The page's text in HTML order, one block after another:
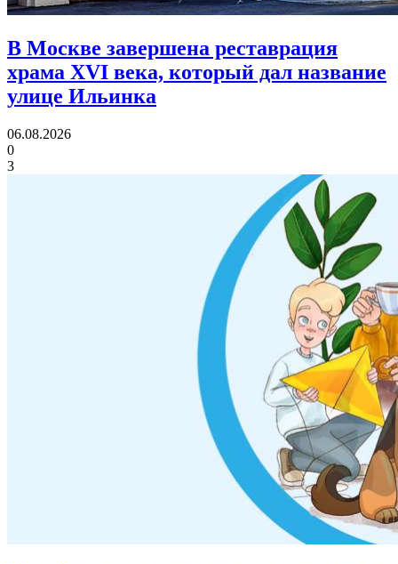
В Москве завершена реставрация
храма XVI века, который дал название
улице Ильинка
06.08.2026
0
3